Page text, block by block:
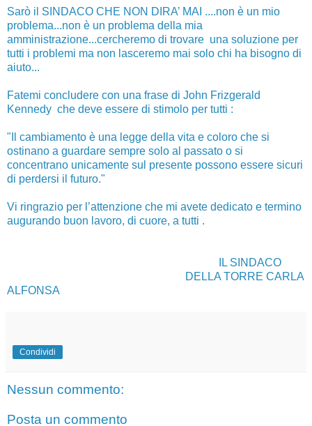
Sarò il SINDACO CHE NON DIRA’ MAI ....non è un mio
problema...non è un problema della mia
amministrazione...cercheremo di trovare una soluzione per
tutti i problemi ma non lasceremo mai solo chi ha bisogno di
aiuto...
Fatemi concludere con una frase di John Frizgerald
Kennedy che deve essere di stimolo per tutti :
"Il cambiamento è una legge della vita e coloro che si
ostinano a guardare sempre solo al passato o si
concentrano unicamente sul presente possono essere sicuri
di perdersi il futuro."
Vi ringrazio per l’attenzione che mi avete dedicato e termino
augurando buon lavoro, di cuore, a tutti .
IL SINDACO
DELLA TORRE CARLA
ALFONSA
Condividi
Nessun commento:
Posta un commento